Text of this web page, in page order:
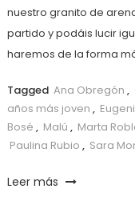
nuestro granito de
partido y podáis lucir
haremos de la forma
Tagged Ana Obregón ,
años más joven ,
Bosé , Malú , Marta
Paulina Rubio , Sara
Leer más